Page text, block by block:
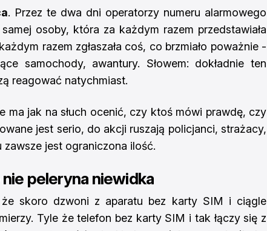
. Przez te dwa dni operatorzy numeru alarmowego
osoby, która za każdym razem przedstawiała
razem zgłaszała coś, co brzmiało poważnie -
samochody, awantury. Słowem: dokładnie ten
reagować natychmiast.
ma jak na słuch ocenić, czy ktoś mówi prawdę, czy
jest serio, do akcji ruszają policjanci, strażacy,
jest ograniczona ilość.
peleryna niewidka
że skoro dzwoni z aparatu bez karty SIM i ciągle
Tyle że telefon bez karty SIM i tak łączy się z